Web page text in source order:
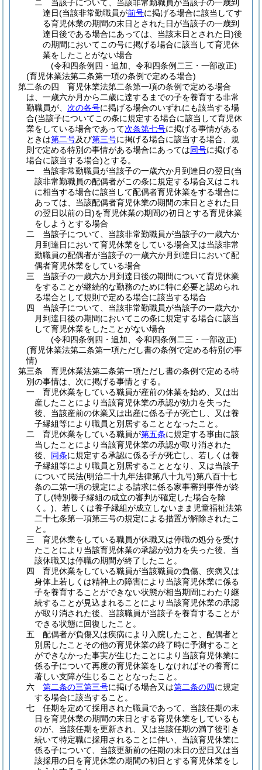
ニ
当該子について、当該非常勤職員が当該子の一歳到
達日(当該非常勤職員が前号に掲げる場合に該当してす
る育児休業の期間の末日とされた日が当該子の一歳到
達日後である場合にあっては、当該末日とされた日)後
の期間においてこの号に掲げる場合に該当して育児休
業をしたことがない場合
(令和四条例四・追加、令和四条例二三・一部改正)
(育児休業法第二条第一項の条例で定める場合)
第二条の四
育児休業法第二条第一項の条例で定める場合
は、一歳六か月から二歳に達するまでの子を養育する非常
勤職員が、 次の各号に掲げる場合のいずれにも該当する場
合(当該子についてこの条に規定する場合に該当して育児休
業をしている場合であって次条第七号に掲げる事情がある
ときは第二号及び第三号に掲げる場合に該当する場合、規
則で定める特別の事情がある場合にあっては同号に掲げる
場合に該当する場合)とする。
一
当該非常勤職員が当該子の一歳六か月到達日の翌日(当
該非常勤職員の配偶者がこの条に規定する場合又はこれ
に相当する場合に該当して配偶者育児休業をする場合に
あっては、当該配偶者育児休業の期間の末日とされた日
の翌日以前の日)を育児休業の期間の初日とする育児休業
をしようとする場合
二
当該子について、当該非常勤職員が当該子の一歳六か
月到達日において育児休業をしている場合又は当該非常
勤職員の配偶者が当該子の一歳六か月到達日において配
偶者育児休業をしている場合
三
当該子の一歳六か月到達日後の期間について育児休業
をすることが継続的な勤務のために特に必要と認められ
る場合として規則で定める場合に該当する場合
四
当該子について、当該非常勤職員が当該子の一歳六か
月到達日後の期間においてこの条に規定する場合に該当
して育児休業をしたことがない場合
(令和四条例四・追加、令和四条例二三・一部改正)
(育児休業法第二条第一項ただし書の条例で定める特別の事
情)
第三条
育児休業法第二条第一項ただし書の条例で定める特
別の事情は、次に掲げる事情とする。
一
育児休業をしている職員が産前の休業を始め、又は出
産したことにより当該育児休業の承認が効力を失った
後、当該産前の休業又は出産に係る子が死亡し、又は養
子縁組等により職員と別居することとなったこと。
二
育児休業をしている職員が第五条に規定する事由に該
当したことにより当該育児休業の承認が取り消された
後、 同条に規定する承認に係る子が死亡し、若しくは養
子縁組等により職員と別居することとなり、又は当該子
について民法(明治二十九年法律第八十九号)第八百十七
条の二第一項の規定による請求に係る家事審判事件が終
了し(特別養子縁組の成立の審判が確定した場合を除
く。) 、若しくは養子縁組が成立しないまま児童福祉法第
二十七条第一項第三号の規定による措置が解除されたこ
と。
三
育児休業をしている職員が休職又は停職の処分を受け
たことにより当該育児休業の承認が効力を失った後、当
該休職又は停職の期間が終了したこと。
四
育児休業をしている職員が当該職員の負傷、疾病又は
身体上若しくは精神上の障害により当該育児休業に係る
子を養育することができない状態が相当期間にわたり継
続することが見込まれることにより当該育児休業の承認
が取り消された後、当該職員が当該子を養育することが
できる状態に回復したこと。
五
配偶者が負傷又は疾病により入院したこと、配偶者と
別居したことその他の育児休業の終了時に予測すること
ができなかった事実が生じたことにより当該育児休業に
係る子について再度の育児休業をしなければその養育に
著しい支障が生じることとなったこと。
六
第二条の三第三号に掲げる場合又は第二条の四に規定
する場合に該当すること。
七
任期を定めて採用された職員であって、当該任期の末
日を育児休業の期間の末日とする育児休業をしているも
のが、当該任期を更新され、又は当該任期の満了後引き
続いて特定職に採用されることに伴い、当該育児休業に
係る子について、当該更新前の任期の末日の翌日又は当
該採用の日を育児休業の期間の初日とする育児休業をし